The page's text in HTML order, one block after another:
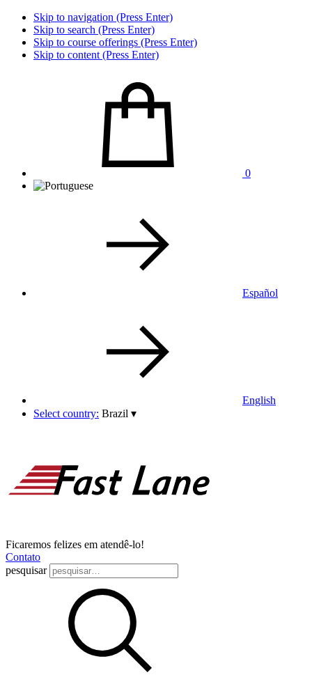
Skip to navigation (Press Enter)
Skip to search (Press Enter)
Skip to course offerings (Press Enter)
Skip to content (Press Enter)
0
Español
English
Select country: Brazil ▾
Ficaremos felizes em atendê-lo!
Contato
pesquisar